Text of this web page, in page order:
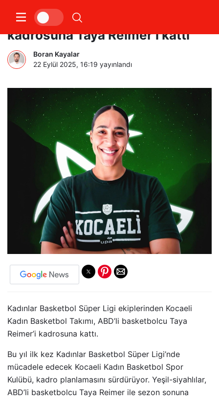
Kocaeli Kadın Basketbol
kadrosuna Taya Reimer’i kattı
Boran Kayalar
22 Eylül 2025, 16:19 yayınlandı
Kadınlar Basketbol Süper Ligi ekiplerinden Kocaeli
Kadın Basketbol Takımı, ABD’li basketbolcu Taya
Reimer’i kadrosuna kattı.
Bu yıl ilk kez Kadınlar Basketbol Süper Ligi’nde
mücadele edecek Kocaeli Kadın Basketbol Spor
Kulübü, kadro planlamasını sürdürüyor. Yeşil-siyahlılar,
ABD’li basketbolcu Taya Reimer ile sezon sonuna